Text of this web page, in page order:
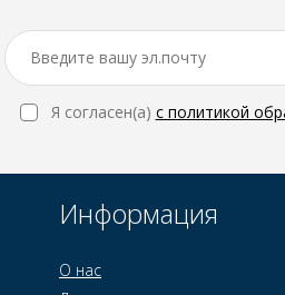
Я согласен(a) с политикой
Информация
О нас